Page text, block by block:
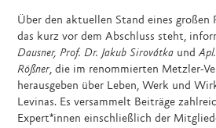
Über den aktuellen Stand eines großen
das kurz vor dem Abschluss steht,
Dausner, Prof. Dr. Jakub Sirovátka und
Rößner, die im renommierten Metzler-
herausgeben über Leben, Werk und
Levinas. Es versammelt Beiträge
Expert*innen einschließlich der